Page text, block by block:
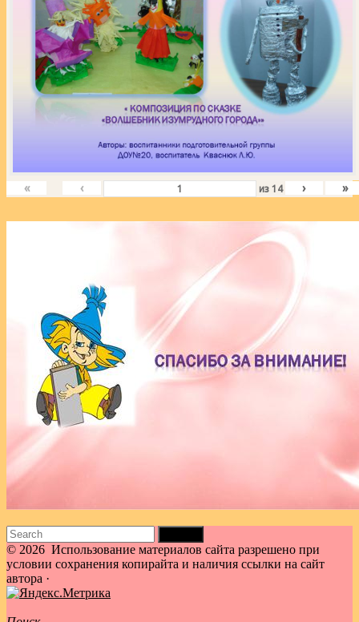
« ‹ из 14 › »
Search
for:
© 2026 Использование материалов сайта разрешено при
условии сохранения копирайта и наличия ссылки на сайт
автора ·